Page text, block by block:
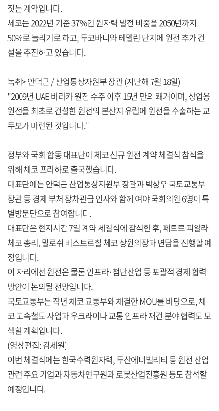
짓는 계약입니다.
체코는 2022년 기준 37％인 원자력 발전 비중을 2050년까지
50%로 늘리기로 하고, 두코바니와 테멜린 단지에 원전 추가 건
설을 추진하고 있습니다.
녹취> 안덕근 / 산업통상자원부 장관 (지난해 7월 18일)
"2009년 UAE 바라카 원전 수주 이후 15년 만의 쾌거이며, 상업용
원전을 최초로 건설한 원전의 본산지 유럽에 원전을 수출하는 교
두보가 마련된 것입니다."
정부와 국회 합동 대표단이 체코 신규 원전 계약 체결식 참석을
위해 체코 프라하로 출국했습니다.
대표단에는 안덕근 산업통상자원부 장관과 박상우 국토교통부
장관 등 경제 부처 장차관급 인사와 함께 여야 국회의원 6명이 특
별방문단으로 참여합니다.
대표단은 현지시간 7일 계약 체결식에 참석한 후, 페트르 피알라
체코 총리, 밀로쉬 비스트르칠 체코 상원의장과 면담을 진행할 예
정입니다.
이 자리에선 원전은 물론 인프라·첨단산업 등 포괄적 경제 협력
방안이 논의될 전망입니다.
국토교통부는 작년 체코 교통부와 체결한 MOU를 바탕으로, 체
코 고속철도 사업과 우크라이나 교통 인프라 재건 분야 협력도 모
색할 계획입니다.
(영상편집: 김세원)
이번 체결식에는 한국수력원자력, 두산에너빌리티 등 원전 산업
관련 주요 기업과 자동차연구원과 로봇산업진흥원 등도 참석할
예정입니다.